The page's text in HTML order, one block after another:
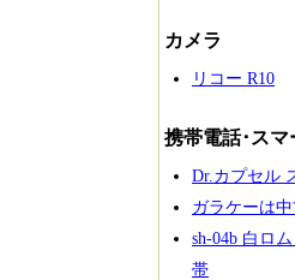
カメラ
リコー R10
携帯電話･スマ
Dr.カプセル
ガラケーは
sh-04b 白ロ
帯